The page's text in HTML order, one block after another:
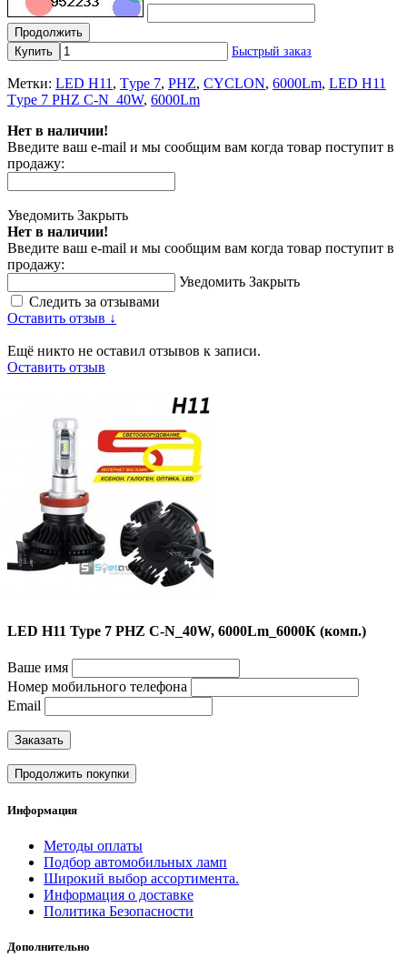
Продолжить
Купить
Быстрый заказ
Метки: LED H11 , Tуpe 7, PHZ, CYCLON, 6000Lm, LED H11
Tуpe 7 PHZ C-N_40W, 6000Lm
Нет в наличии!
Введите ваш e-mail и мы сообщим вам когда товар поступит в
продажу:
Уведомить Закрыть
Нет в наличии!
Введите ваш e-mail и мы сообщим вам когда товар поступит в
продажу:
Уведомить Закрыть
Следить за отзывами
Оставить отзыв ↓
Ещё никто не оставил отзывов к записи.
Оставить отзыв
LED H11 Type 7 PHZ C-N_40W, 6000Lm_6000К (комп.)
Ваше имя
Номер мобильного телефона
Email
Заказать
Продолжить покупки
Информация
Методы оплаты
Подбор автомобильных ламп
Широкий выбор ассортимента.
Информация о доставке
Политика Безопасности
Дополнительно